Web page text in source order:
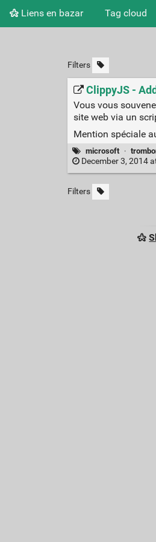
Liens en bazar Tag cloud
Filters
ClippyJS -
Vous vous
site web via un
Mention spéciale
microsoft ·
December 3, 2014
Filters